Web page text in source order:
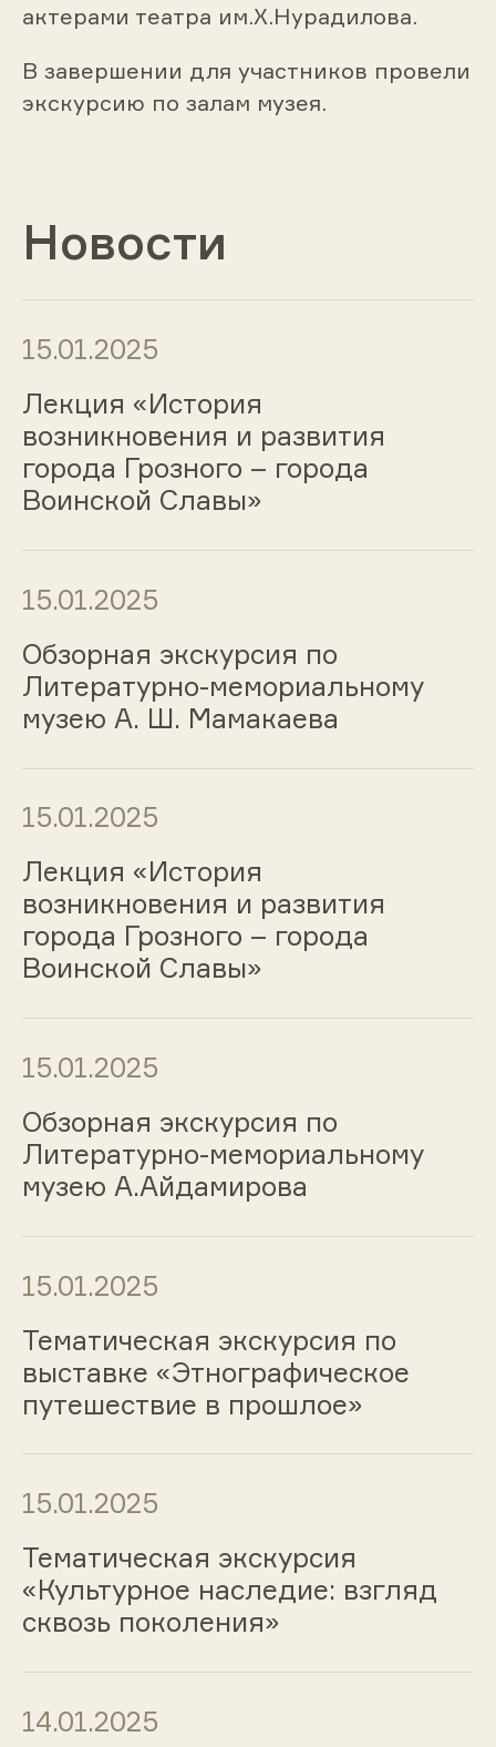
актерами театра им.Х.Нурадилова.
В завершении для участников провели
экскурсию по залам музея.
Новости
15.01.2025
Лекция «История
возникновения и развития
города Грозного – города
Воинской Славы»
15.01.2025
Обзорная экскурсия по
Литературно-мемориальному
музею А. Ш. Мамакаева
15.01.2025
Лекция «История
возникновения и развития
города Грозного – города
Воинской Славы»
15.01.2025
Обзорная экскурсия по
Литературно-мемориальному
музею А.Айдамирова
15.01.2025
Тематическая экскурсия по
выставке «Этнографическое
путешествие в прошлое»
15.01.2025
Тематическая экскурсия
«Культурное наследие: взгляд
сквозь поколения»
14.01.2025